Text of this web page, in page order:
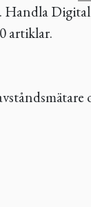
Handla
artiklar.